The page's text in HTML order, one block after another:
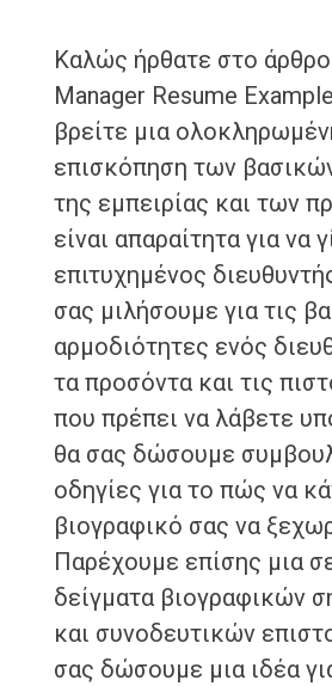
Καλώς ήρθατε στο
Manager Resume
βρείτε μια
επισκόπηση των
της εμπειρίας και των
είναι απαραίτητα για να
επιτυχημένος
σας μιλήσουμε για τις
αρμοδιότητες ενός
τα προσόντα και τις
που πρέπει να λάβετε
θα σας δώσουμε
οδηγίες για το πώς να
βιογραφικό σας να
Παρέχουμε επίσης μια
δείγματα βιογραφικών
και συνοδευτικών
σας δώσουμε μια ιδέα